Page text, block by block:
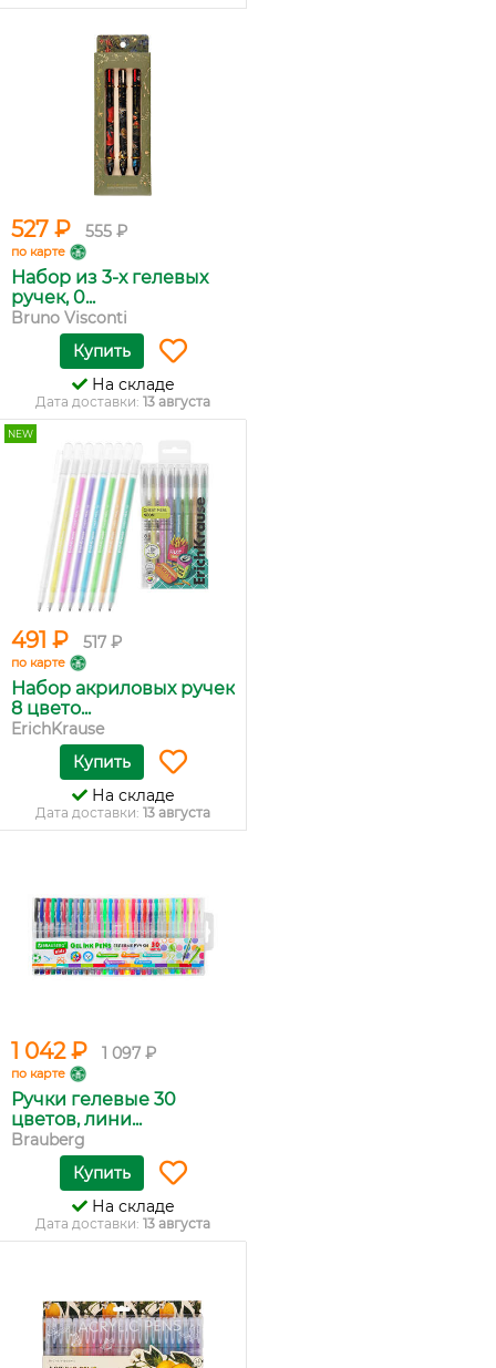
527 ₽ 555 ₽
по карте
Набор из 3-х гелевых
ручек, 0...
Bruno Visconti
Купить
На складе
Дата доставки: 13 августа
NEW
491 ₽ 517 ₽
по карте
Набор акриловых ручек
8 цвето...
ErichKrause
Купить
На складе
Дата доставки: 13 августа
1 042 ₽ 1 097 ₽
по карте
Ручки гелевые 30
цветов, лини...
Brauberg
Купить
На складе
Дата доставки: 13 августа